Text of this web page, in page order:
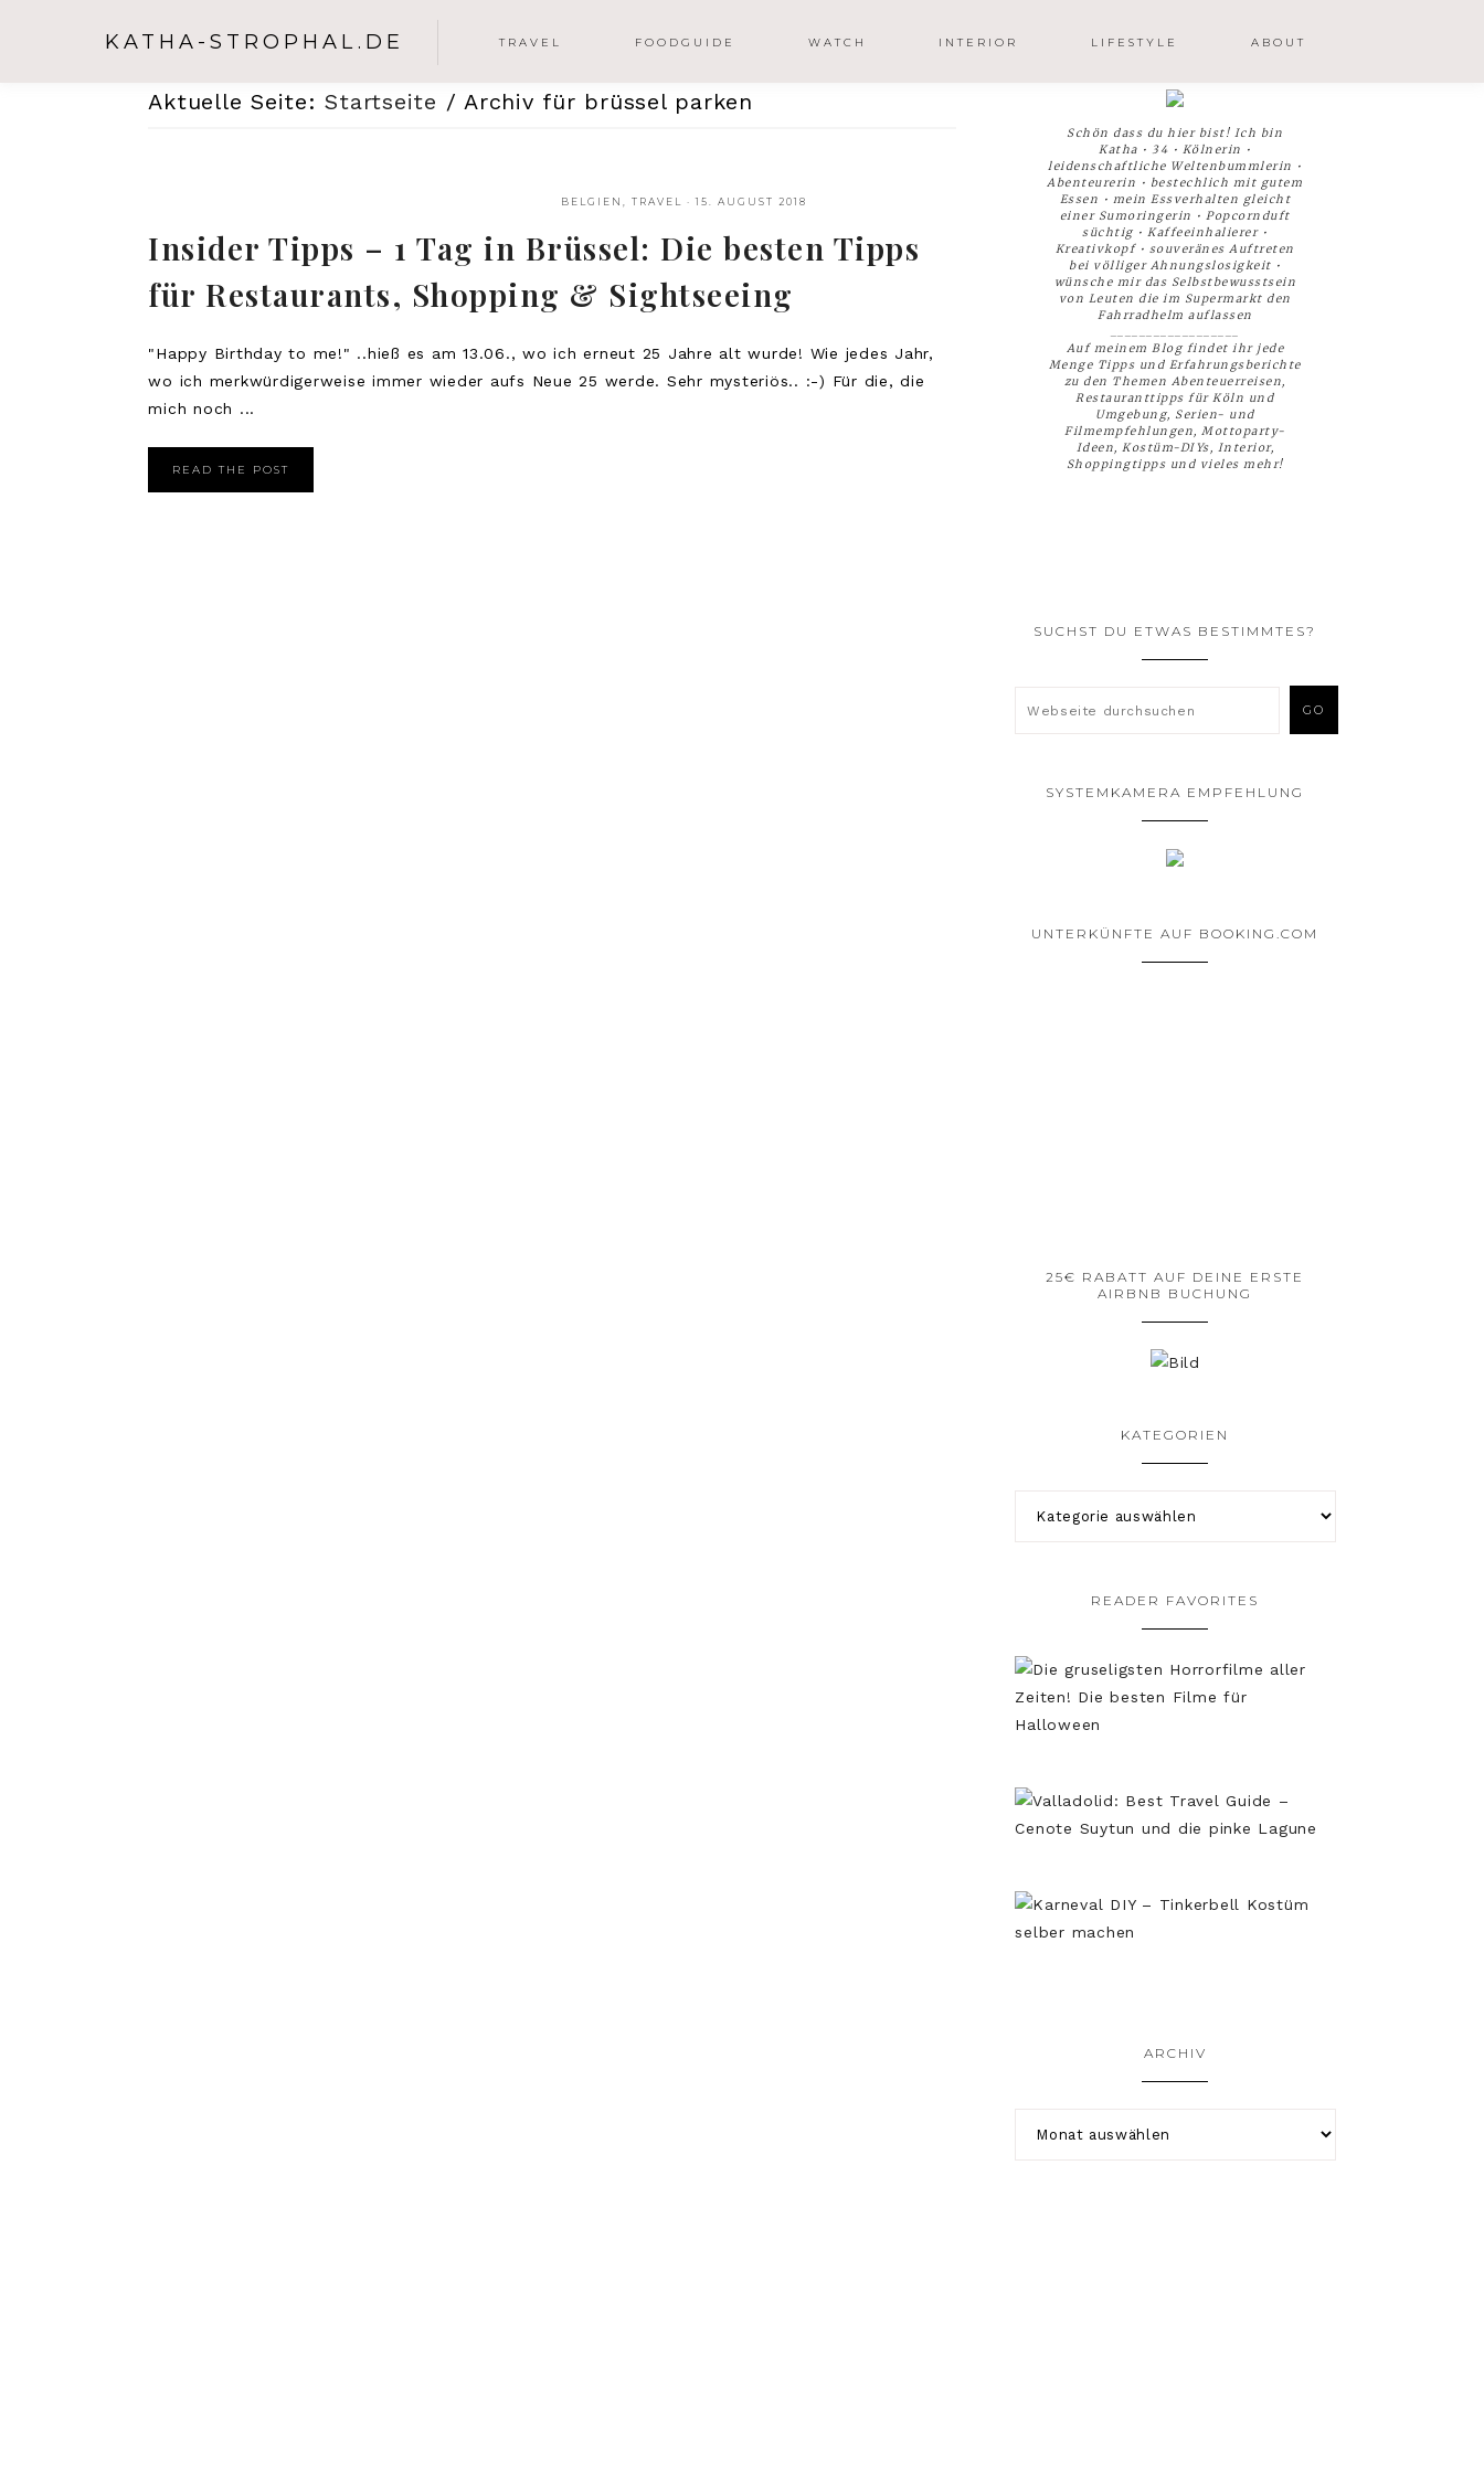
KATHA-STROPHAL.DE TRAVEL FOODGUIDE WATCH INTERIOR LIFESTYLE ABOUT
Aktuelle Seite:Startseite / Archiv für brüssel parken
BELGIEN ,TRAVEL ·15. AUGUST 2018
Insider Tipps – 1 Tag in Brüssel: Die besten Tipps
für Restaurants, Shopping & Sightseeing
"Happy Birthday to me!" ..hieß es am 13.06., wo ich erneut 25 Jahre alt wurde! Wie jedes Jahr,
wo ich merkwürdigerweise immer wieder aufs Neue 25 werde. Sehr mysteriös.. :-) Für die, die
mich noch ...
READ THE POST
Schön dass du hier bist! Ich bin
Katha • 34 • Kölnerin •
leidenschaftliche Weltenbummlerin •
Abenteurerin • bestechlich mit gutem
Essen • mein Essverhalten gleicht
einer Sumoringerin • Popcornduft
süchtig • Kaffeeinhalierer •
Kreativkopf • souveränes Auftreten
bei völliger Ahnungslosigkeit •
wünsche mir das Selbstbewusstsein
von Leuten die im Supermarkt den
Fahrradhelm auflassen
Auf meinem Blog findet ihr jede
Menge Tipps und Erfahrungsberichte
zu den Themen Abenteuerreisen,
Restauranttipps für Köln und
Umgebung, Serien- und
Filmempfehlungen, Mottoparty-
Ideen, Kostüm-DIYs, Interior,
Shoppingtipps und vieles mehr!
SUCHST DU ETWAS BESTIMMTES?
SYSTEMKAMERA EMPFEHLUNG
UNTERKÜNFTE AUF BOOKING.COM
25€ RABATT AUF DEINE ERSTE
AIRBNB BUCHUNG
KATEGORIEN
READER FAVORITES
ARCHIV